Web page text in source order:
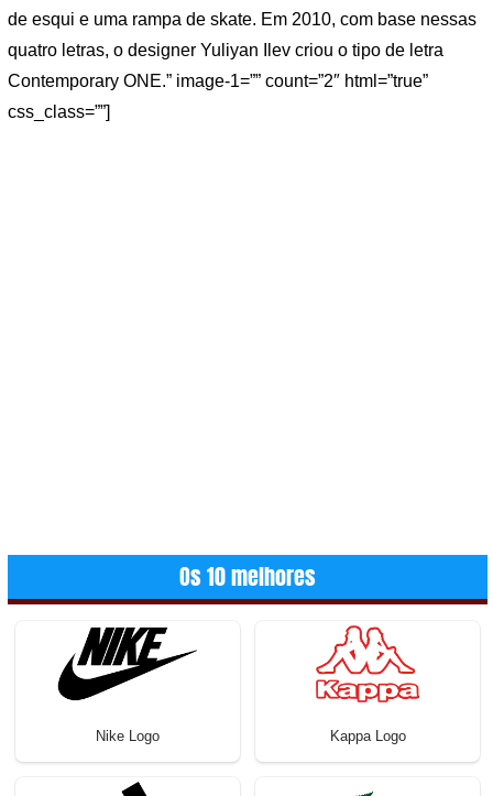
de esqui e uma rampa de skate. Em 2010, com base nessas
quatro letras, o designer Yuliyan Ilev criou o tipo de letra
Contemporary ONE.” image-1=”” count=”2″ html=”true”
css_class=””]
Os 10 melhores
Nike Logo Kappa Logo